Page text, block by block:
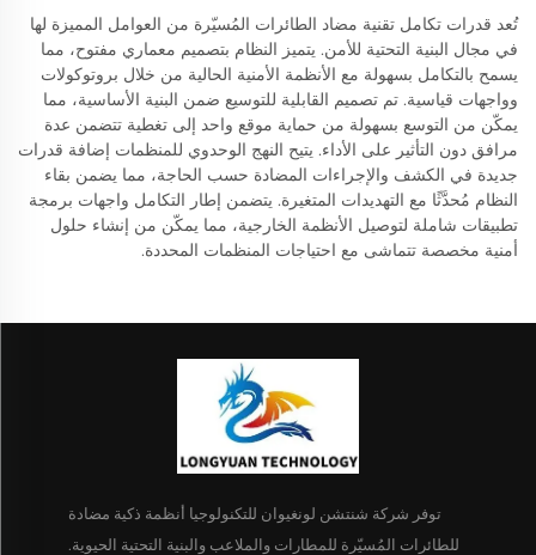
تُعد قدرات تكامل تقنية مضاد الطائرات المُسيّرة من العوامل المميزة لها
في مجال البنية التحتية للأمن. يتميز النظام بتصميم معماري مفتوح، مما
يسمح بالتكامل بسهولة مع الأنظمة الأمنية الحالية من خلال بروتوكولات
وواجهات قياسية. تم تصميم القابلية للتوسيع ضمن البنية الأساسية، مما
يمكّن من التوسع بسهولة من حماية موقع واحد إلى تغطية تتضمن عدة
مرافق دون التأثير على الأداء. يتيح النهج الوحدوي للمنظمات إضافة قدرات
جديدة في الكشف والإجراءات المضادة حسب الحاجة، مما يضمن بقاء
النظام مُحدَّثًا مع التهديدات المتغيرة. يتضمن إطار التكامل واجهات برمجة
تطبيقات شاملة لتوصيل الأنظمة الخارجية، مما يمكّن من إنشاء حلول
أمنية مخصصة تتماشى مع احتياجات المنظمات المحددة.
توفر شركة شنتشن لونغيوان للتكنولوجيا أنظمة ذكية مضادة
للطائرات المُسيّرة للمطارات والملاعب والبنية التحتية الحيوية.